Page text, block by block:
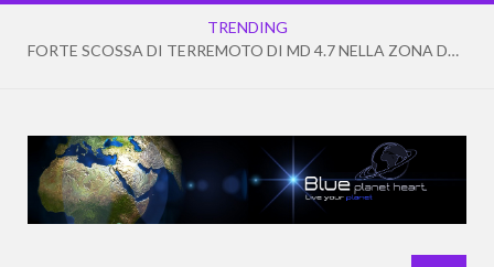
TRENDING
FORTE SCOSSA DI TERREMOTO DI MD 4.7 NELLA ZONA DEI CAMPI FLEGREI